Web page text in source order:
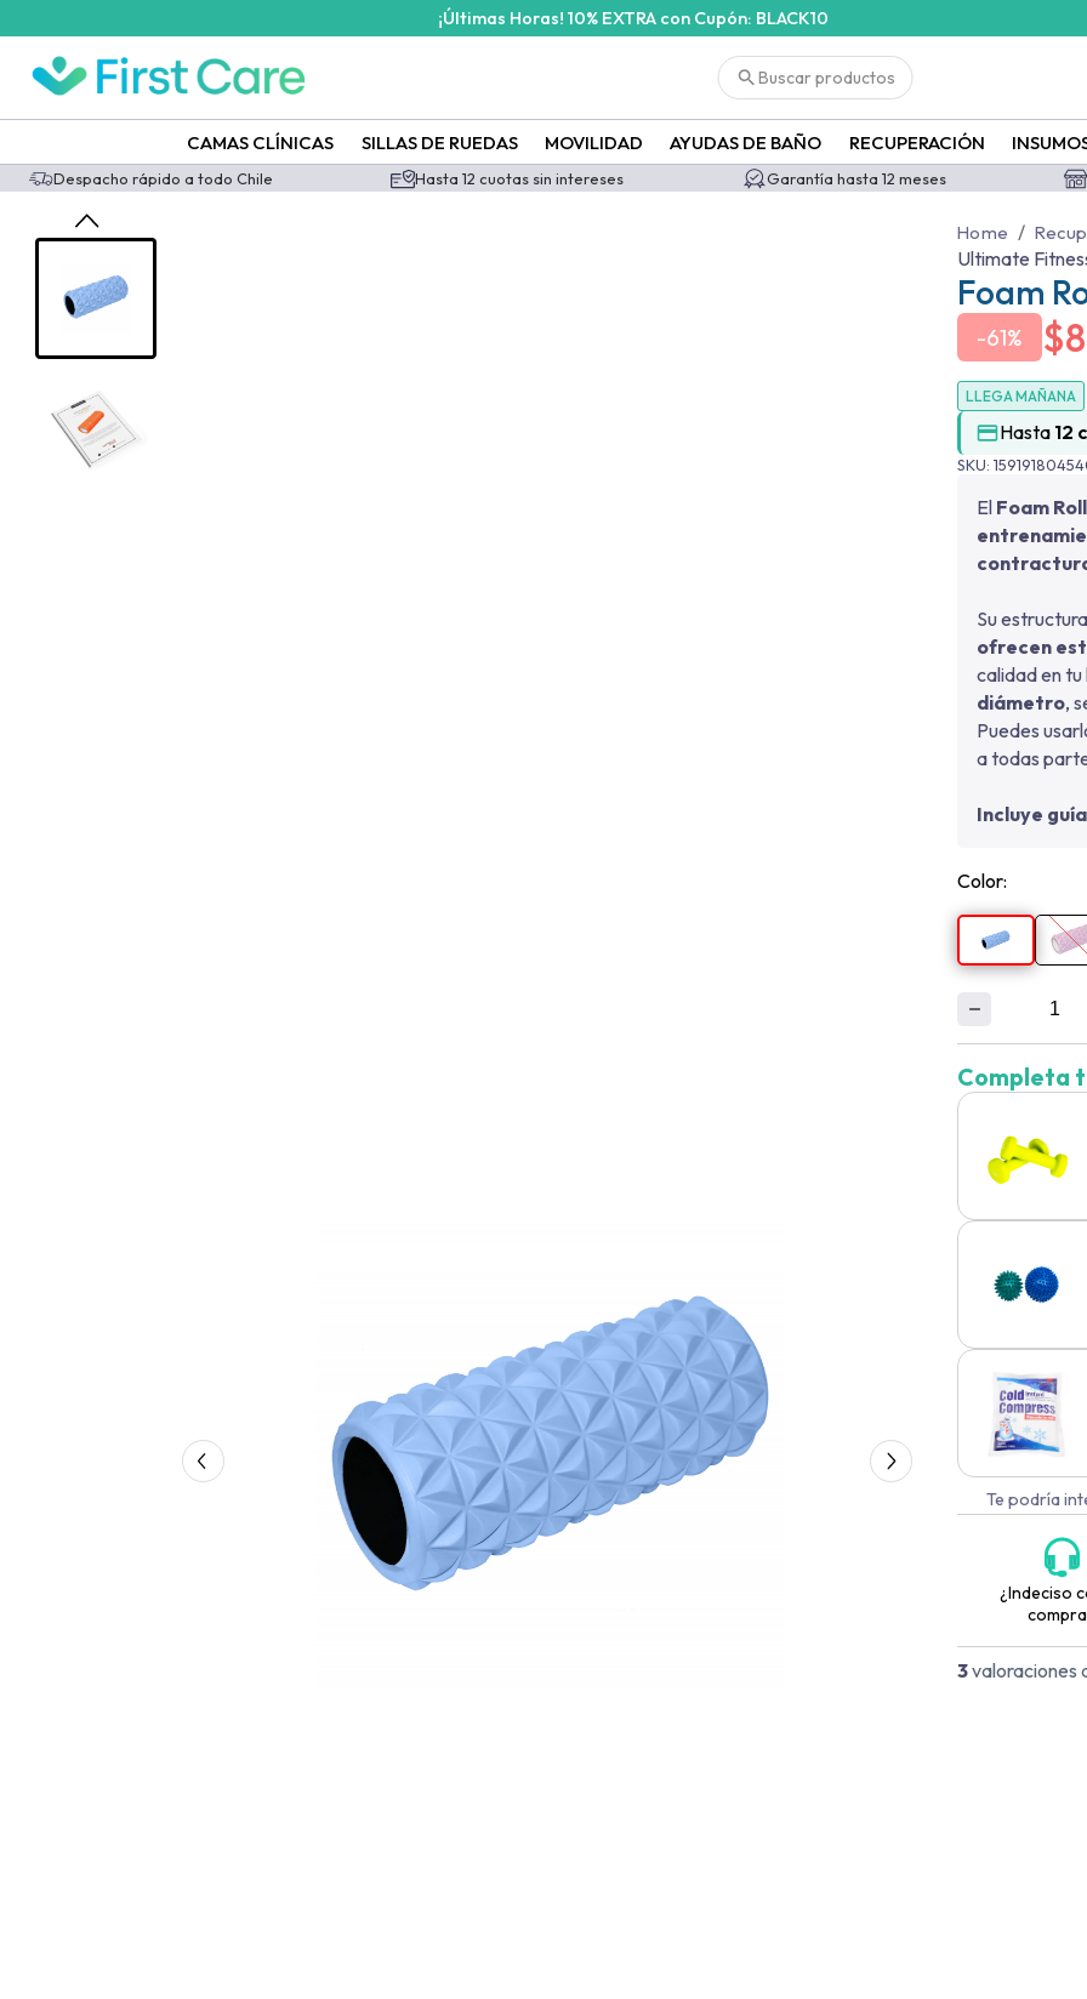
¡Últimas Horas! 10% EXTRA con Cupón: BLACK10
Buscar productos
CAMAS CLÍNICAS SILLAS DE RUEDAS MOVILIDAD AYUDAS DE BAÑO RECUPERACIÓN
Despacho rápido a todo Chile Hasta 12 cuotas sin intereses Garantía hasta 12 meses
Home /
Ultimate
Foam
-61% $
LLEGA MAÑANA
Hasta 12
SKU:
El Foam
Su
ofrecen
calidad en
diámetro,
Puedes
a todas
Incluye
Color:
Completa
Te podría
¿Indeciso
3valoraciones